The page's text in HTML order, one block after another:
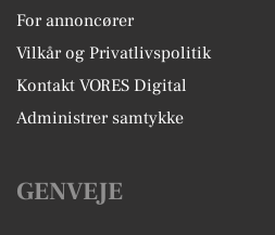
For annoncører
Vilkår og Privatlivspolitik
Kontakt VORES Digital
Administrer samtykke
GENVEJE